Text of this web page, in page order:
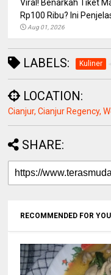
Viral! Benarkah Tiket
Rp100 Ribu? Ini
Aug 01, 2026
LABELS: Kuliner
LOCATION:
Cianjur, Cianjur Regency,
SHARE:
RECOMMENDED FOR YOU